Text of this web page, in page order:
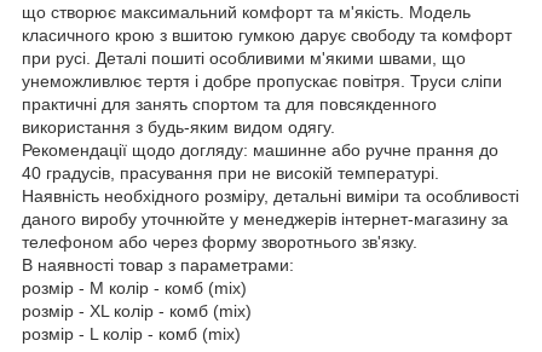
що створює максимальний комфорт та м'якість. Модель
класичного крою з вшитою гумкою дарує свободу та комфорт
при русі. Деталі пошиті особливими м'якими швами, що
унеможливлює тертя і добре пропускає повітря. Труси сліпи
практичні для занять спортом та для повсякденного
використання з будь-яким видом одягу.
Рекомендації щодо догляду: машинне або ручне прання до
40 градусів, прасування при не високій температурі.
Наявність необхідного розміру, детальні виміри та особливості
даного виробу уточнюйте у менеджерів інтернет-магазину за
телефоном або через форму зворотнього зв'язку.
В наявності товар з параметрами:
розмір - M колір - комб (mix)
розмір - XL колір - комб (mix)
розмір - L колір - комб (mix)